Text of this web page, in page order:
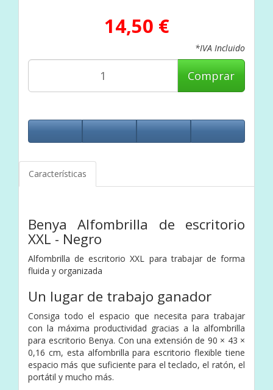
14,50 €
*IVA Incluido
Comprar
Características
Benya Alfombrilla de escritorio
XXL - Negro
Alfombrilla de escritorio XXL para trabajar de forma
fluida y organizada
Un lugar de trabajo ganador
Consiga todo el espacio que necesita para trabajar
con la máxima productividad gracias a la alfombrilla
para escritorio Benya. Con una extensión de 90 × 43 ×
0,16 cm, esta alfombrilla para escritorio flexible tiene
espacio más que suficiente para el teclado, el ratón, el
portátil y mucho más.